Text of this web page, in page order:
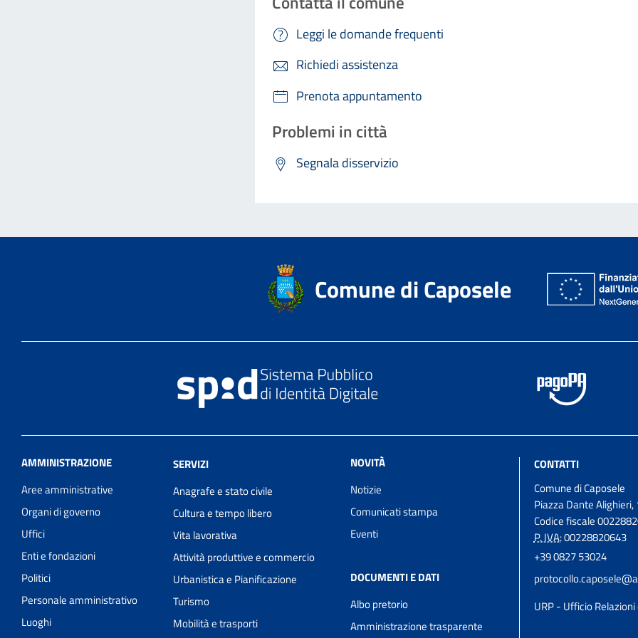
Leggi le domande frequenti
Richiedi assistenza
Prenota appuntamento
Problemi in città
Segnala disservizio
Comune di Caposele
AMMINISTRAZIONE
Aree amministrative
Organi di governo
Uffici
Enti e fondazioni
Politici
Personale amministrativo
Luoghi
SERVIZI
Anagrafe e stato civile
Cultura e tempo libero
Vita lavorativa
Attività produttive e commercio
Urbanistica e Pianificazione
Turismo
Mobilità e trasporti
NOVITÀ
Notizie
Comunicati stampa
Eventi
DOCUMENTI E DATI
Albo pretorio
Amministrazione trasparente
CONTATTI
Comune di Caposele
Piazza Dante Alighieri,
Codice fiscale
P. IVA:00228820643
+39 0827 53024
URP - Ufficio